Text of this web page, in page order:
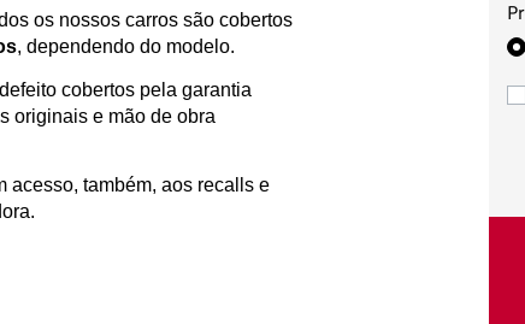
os nossos carros são cobertos
, dependendo do modelo.
cobertos pela garantia
originais e mão de obra
acesso, também, aos recalls e